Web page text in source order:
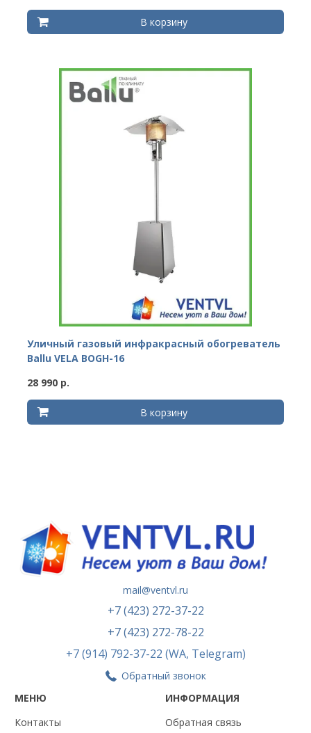
В корзину
Уличный газовый инфракрасный обогреватель
Ballu VELA BOGH-16
28 990 р.
В корзину
mail@ventvl.ru
+7 (423) 272-37-22
+7 (423) 272-78-22
+7 (914) 792-37-22 (WA, Telegram)
Обратный звонок
МЕНЮ
Контакты
ИНФОРМАЦИЯ
Обратная связь